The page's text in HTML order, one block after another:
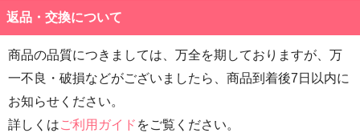
返品・交換について
商品の品質につきましては、万全を期しておりますが、万
一不良・破損などがございましたら、商品到着後7日以内に
お知らせください。
詳しくはご利用ガイド をご覧ください。